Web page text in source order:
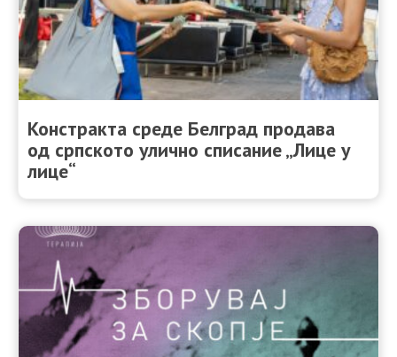
Констракта среде Белград продава
од српското улично списание „Лице у
лице“